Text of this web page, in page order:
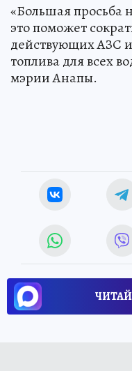
«Большая просьба
это поможет
действующих АЗС и
топлива для всех
мэрии Анапы.